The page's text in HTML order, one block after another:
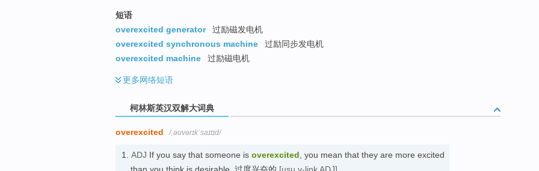
短语
overexcited generator
过励磁发电机
overexcited synchronous machine
过励同步发电机
overexcited machine
过励磁电机
更多网络短语
柯林斯英汉双解大词典
overexcited /ˌəʊvərɪkˈsaɪtɪd/
1. ADJ If you say that someone is overexcited , you mean that they are more excited
than you think is desirable. 过度兴奋的 [usu v-link ADJ]